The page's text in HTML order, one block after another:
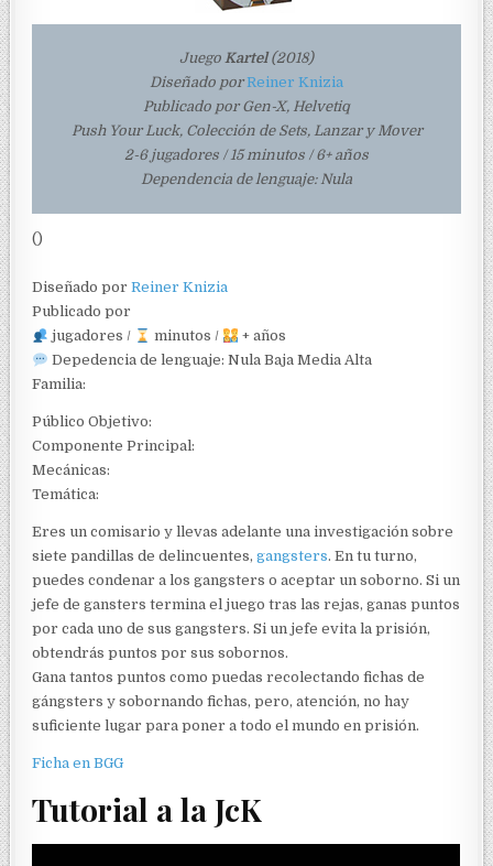
Juego Kartel(2018)
Diseñado porReiner Knizia
Publicado por Gen-X, Helvetiq
Push Your Luck, Colección de Sets, Lanzar y Mover
2-6 jugadores / 15 minutos / 6+ años
Dependencia de lenguaje: Nula
()
Diseñado porReiner Knizia
Publicado por
jugadores /
minutos /
+ años
Depedencia de lenguaje: Nula Baja Media Alta
Familia:
Público Objetivo:
Componente Principal:
Mecánicas:
Temática:
Eres un comisario y llevas adelante una investigación sobre
siete pandillas de delincuentes,gangsters. En tu turno,
puedes condenar a los gangsters o aceptar un soborno. Si un
jefe de gansters termina el juego tras las rejas, ganas puntos
por cada uno de sus gangsters. Si un jefe evita la prisión,
obtendrás puntos por sus sobornos.
Gana tantos puntos como puedas recolectando fichas de
gángsters y sobornando fichas, pero, atención, no hay
suficiente lugar para poner a todo el mundo en prisión.
Ficha en BGG
Tutorial a la JcK